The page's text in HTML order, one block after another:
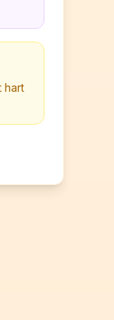
hart